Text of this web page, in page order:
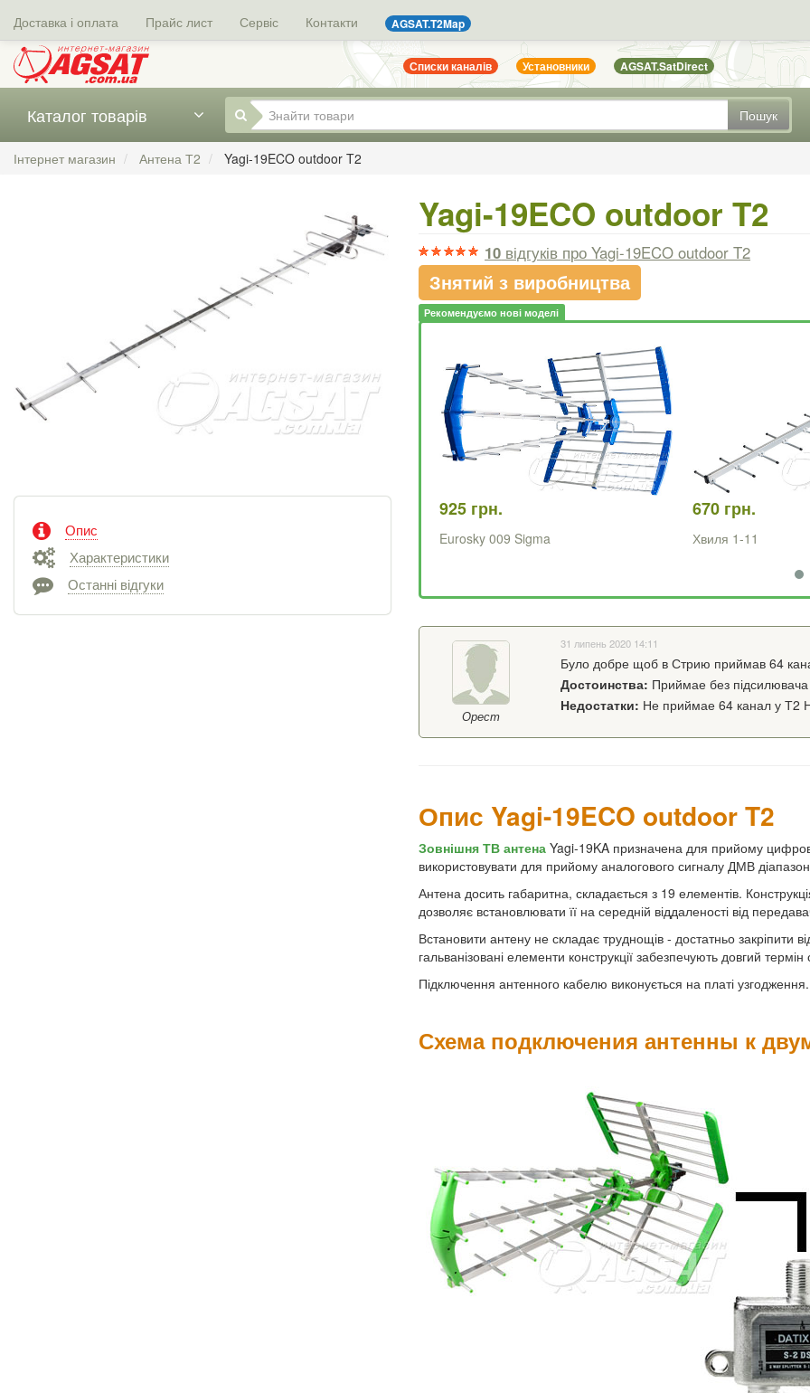
Доставка і оплата Прайс лист Сервіс Контакти AGSAT.T2Map
Списки каналів Установники AGSAT.SatDirect
Пошук
Каталог товарів
Інтернет магазин Антена Т2 Yagi-19ECO outdoor T2
Опис
Характеристики
Останні відгуки
Yagi-19ECO outdoor T2
10 відгуків про Yagi-19ECO outdoor T2
Знятий з виробництва
Рекомендуємо нові моделі
925 грн.
Eurosky 009 Sigma
670 грн.
Хвиля 1-11
Орест
31 липень 2020 14:11
Було добре щоб в Стрию приймав 64
Достоинства: Приймае без
Недостатки: Не приймае 64 канал у Т2
Опис Yagi-19ECO outdoor T2
Зовнішня ТВ антена Yagi-19KA призначена для прийому
використовувати для прийому аналогового сигналу ДМВ
Антена досить габаритна, складається з 19 елементів.
дозволяє встановлювати її на середній віддаленості від
Встановити антену не складає труднощів - достатньо закріпити
гальванізовані елементи конструкції забезпечують довгий
Підключення антенного кабелю виконується на платі узгодження.
Схема подключения антенны к